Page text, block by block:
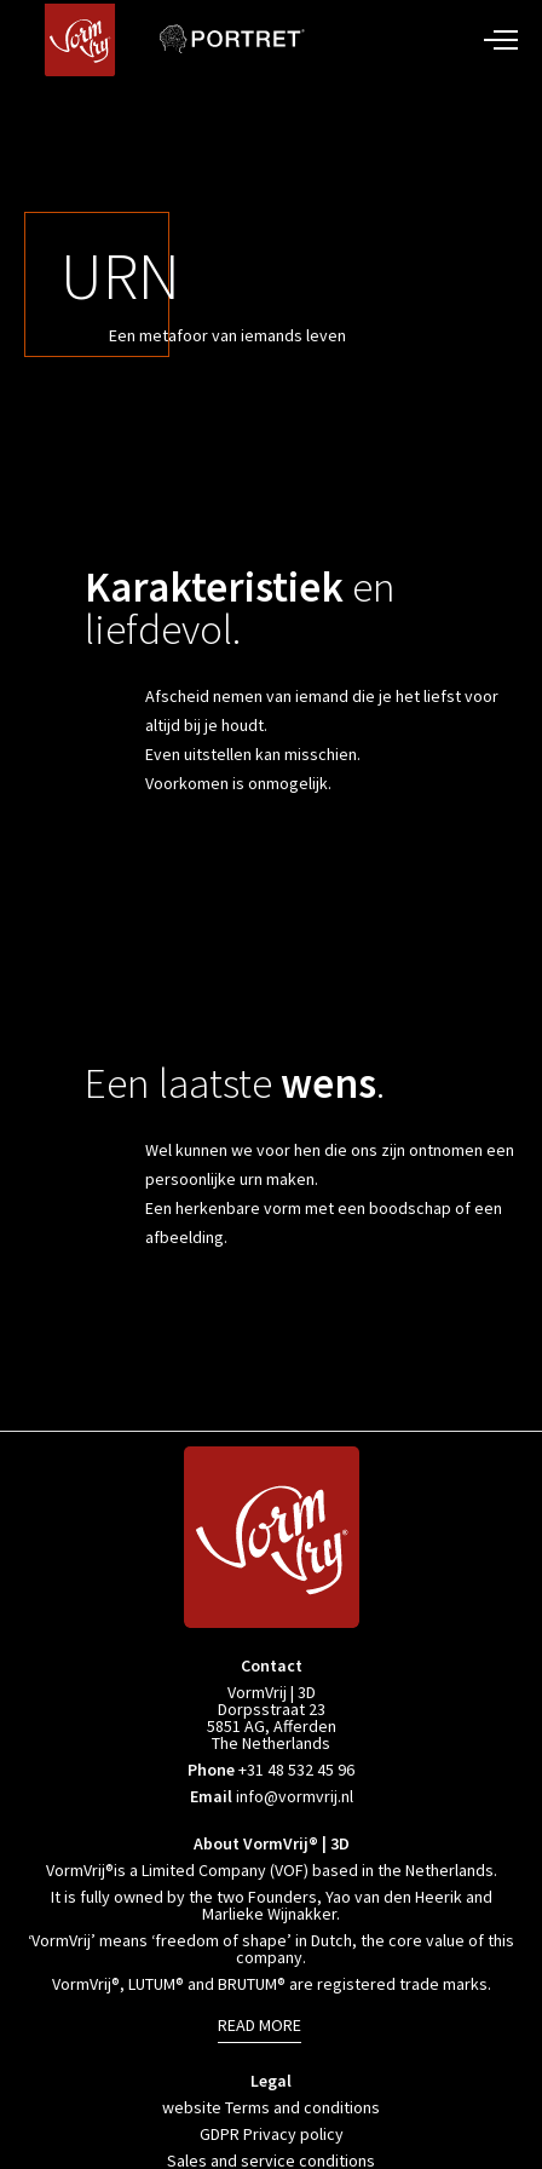
URN
Een metafoor van iemands leven
Karakteristiek en
liefdevol.
Afscheid nemen van iemand die je het liefst voor
altijd bij je houdt.
Even uitstellen kan misschien.
Voorkomen is onmogelijk.
Een laatste wens.
Wel kunnen we voor hen die ons zijn ontnomen een
persoonlijke urn maken.
Een herkenbare vorm met een boodschap of een
afbeelding.
Contact
VormVrij | 3D
Dorpsstraat 23
5851 AG, Afferden
The Netherlands
Phone+31 48 532 45 96
Emailinfo@vormvrij.nl
About VormVrij® | 3D
VormVrij®is a Limited Company (VOF) based in the Netherlands.
It is fully owned by the two Founders, Yao van den Heerik and
Marlieke Wijnakker.
‘VormVrij’ means ‘freedom of shape’ in Dutch, the core value of this
company.
VormVrij®, LUTUM® and BRUTUM® are registered trade marks.
READ MORE
Legal
website Terms and conditions
GDPR Privacy policy
Sales and service conditions